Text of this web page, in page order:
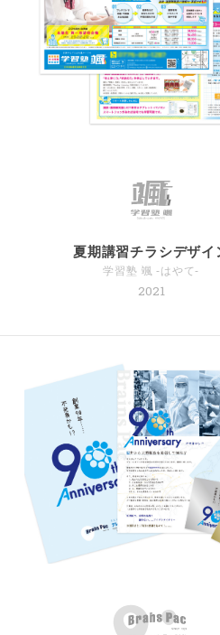
夏期講習チラシデザイ
学習塾 颯 -はやて-
2021